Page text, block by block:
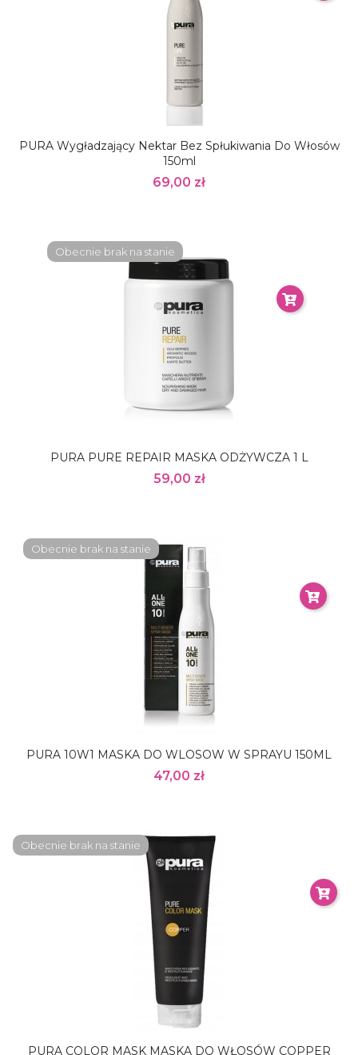
PURA Wygładzający Nektar Bez Spłukiwania Do Włosów
150ml
69,00 zł
PURA PURE REPAIR MASKA ODŻYWCZA 1 L
59,00 zł
Obecnie brak na stanie
PURA 10W1 MASKA DO WLOSOW W SPRAYU 150ML
47,00 zł
Obecnie brak na stanie
PURA COLOR MASK MASKA DO WŁOSÓW COPPER
Obecnie brak na stanie